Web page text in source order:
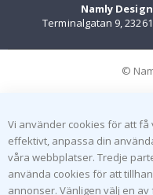
Namly
Terminalgatan 9,
©
Vi använder cookies för att
effektivt, anpassa din
våra webbplatser. Tredje
använda cookies för att
annonser. Vänligen välj en